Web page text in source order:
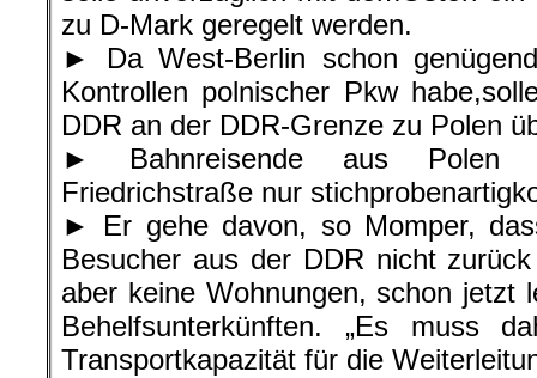
zu D-Mark geregelt werden.
► Da West-Berlin schon
Kontrollen polnischer Pkw
DDR an der DDR-Grenze zu Polen
► Bahnreisende aus Polen
Friedrichstraße nur
► Er gehe davon, so Momper,
Besucher aus der DDR nicht
aber keine Wohnungen, schon jetzt
Behelfsunterkünften. „Es muss
Transportkapazität für die